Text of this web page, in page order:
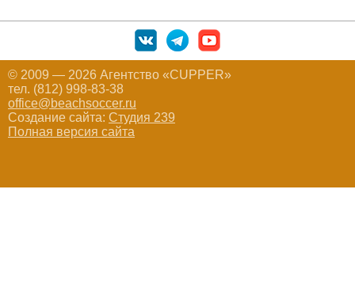
© 2009 — 2026 Агентство «CUPPER»
тел. (812) 998-83-38
office@beachsoccer.ru
Создание сайта: Студия 239
Полная версия сайта